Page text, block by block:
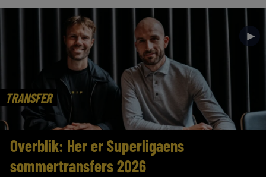
TRANSFER
►
Overblik: Her er Superligaens
sommertransfers 2026